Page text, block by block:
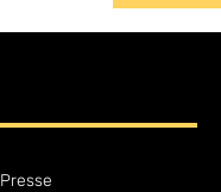
Presse